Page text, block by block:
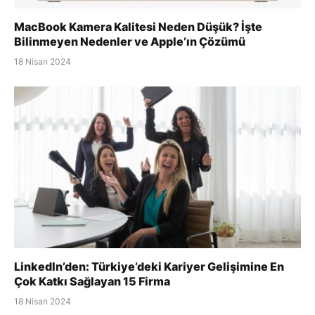
MacBook Kamera Kalitesi Neden Düşük? İşte
Bilinmeyen Nedenler ve Apple’ın Çözümü
18 Nisan 2024
LinkedIn’den: Türkiye’deki Kariyer Gelişimine En
Çok Katkı Sağlayan 15 Firma
18 Nisan 2024